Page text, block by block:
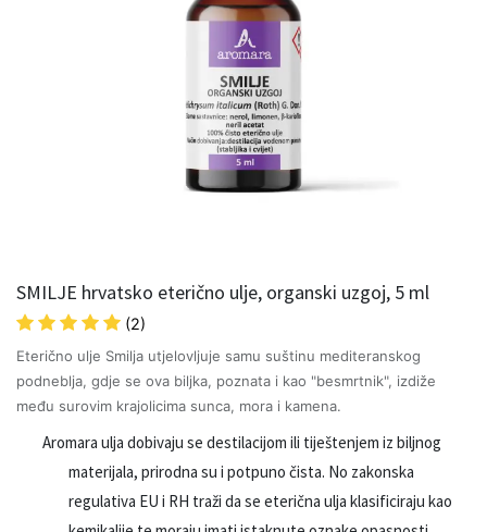
SMILJE hrvatsko eterično ulje, organski uzgoj, 5 ml
(2)
Eterično ulje Smilja utjelovljuje samu suštinu mediteranskog
podneblja, gdje se ova biljka, poznata i kao "besmrtnik", izdiže
među surovim krajolicima sunca, mora i kamena.
Aromara ulja dobivaju se destilacijom ili tiještenjem iz biljnog
materijala, prirodna su i potpuno čista. No zakonska
regulativa EU i RH traži da se eterična ulja klasificiraju kao